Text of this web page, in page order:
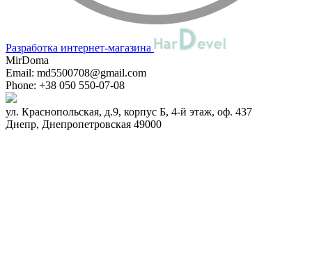
Разработка интернет-магазина
MirDoma
Email: md5500708@gmail.com
Phone: +38 050 550-07-08
ул. Краснопольская, д.9, корпус Б, 4-й этаж, оф. 437
Днепр, Днепропетровская 49000